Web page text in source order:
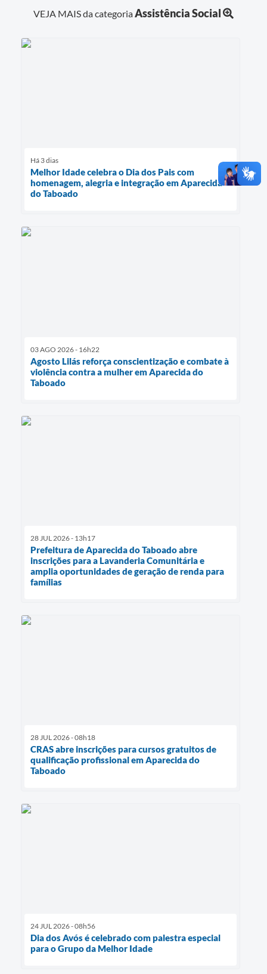
VEJA MAIS da categoriaAssistência Social
Há 3 dias
Melhor Idade celebra o Dia dos Pais com
homenagem, alegria e integração em Aparecida
do Taboado
03 AGO 2026 - 16h22
Agosto Lilás reforça conscientização e combate à
violência contra a mulher em Aparecida do
Taboado
28 JUL 2026 - 13h17
Prefeitura de Aparecida do Taboado abre
inscrições para a Lavanderia Comunitária e
amplia oportunidades de geração de renda para
famílias
28 JUL 2026 - 08h18
CRAS abre inscrições para cursos gratuitos de
qualificação profissional em Aparecida do
Taboado
24 JUL 2026 - 08h56
Dia dos Avós é celebrado com palestra especial
para o Grupo da Melhor Idade